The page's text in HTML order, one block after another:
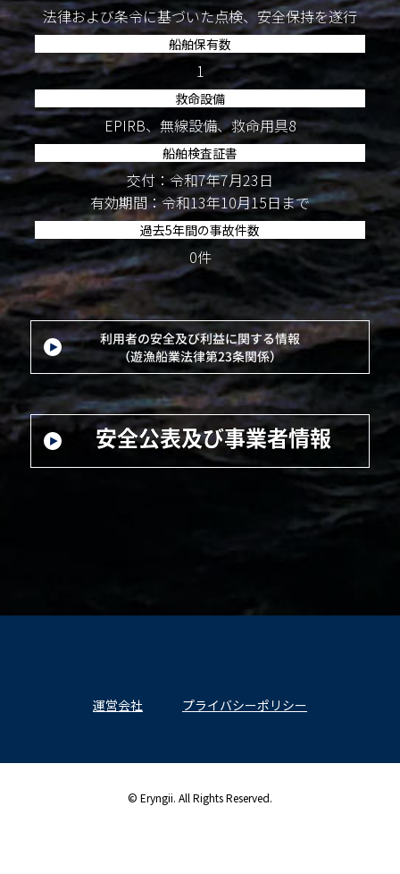
法律および条令に基づいた点検、安全保持を遂行
船舶保有数
1
救命設備
EPIRB、無線設備、救命用具8
船舶検査証書
交付：令和7年7月23日
有効期間：令和13年10月15日まで
過去5年間の事故件数
0件
運営会社 プライバシーポリシー
© Eryngii. All Rights Reserved.